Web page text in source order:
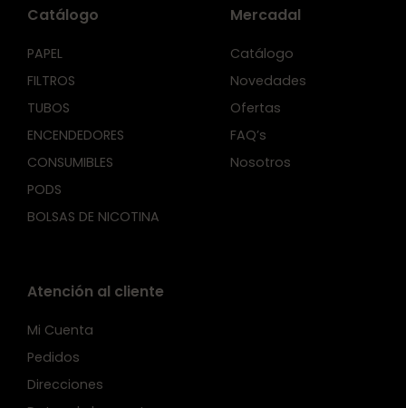
Catálogo
PAPEL
FILTROS
TUBOS
ENCENDEDORES
CONSUMIBLES
PODS
BOLSAS DE NICOTINA
Mercadal
Catálogo
Novedades
Ofertas
FAQ’s
Nosotros
Atención al cliente
Mi Cuenta
Pedidos
Direcciones